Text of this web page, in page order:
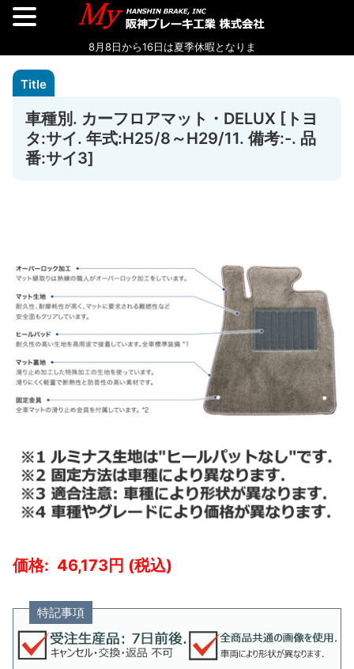
車種別. カーフロアマット・DELUX [トヨ
タ:サイ. 年式:H25/8～H29/11. 備考:-. 品
番:サイ3]
46,173
特記事項